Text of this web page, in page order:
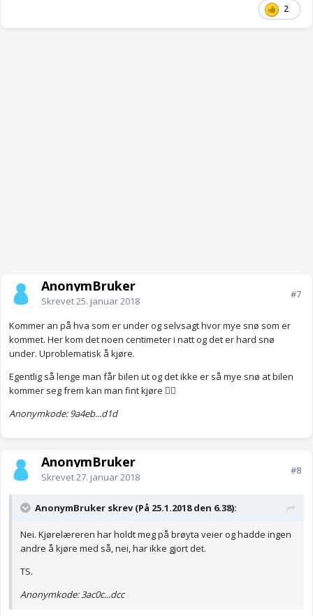
2
AnonymBruker
Skrevet25. januar 2018
#7
Kommer an på hva som er under og selvsagt hvor mye snø som er
kommet. Her kom det noen centimeter i natt og det er hard snø
under. Uproblematisk å kjøre.
Egentlig så lenge man får bilen ut og det ikke er så mye snø at bilen
kommer seg frem kan man fint kjøre 👍🏻
Anonymkode: 9a4eb...d1d
AnonymBruker
Skrevet27. januar 2018
#8
AnonymBruker skrev (På 25.1.2018 den 6.38):
Nei. Kjørelæreren har holdt meg på brøyta veier og hadde ingen
andre å kjøre med så, nei, har ikke gjort det.
TS.
Anonymkode: 3ac0c...dcc